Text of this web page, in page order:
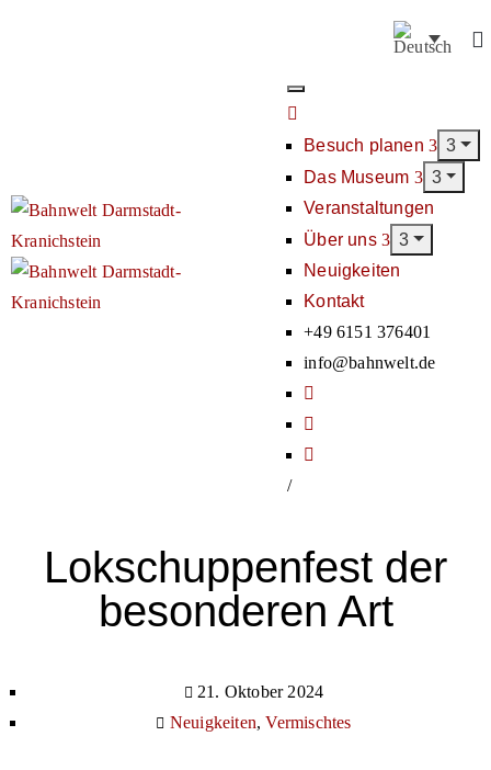
Besuch planen
Das Museum
Veranstaltungen
Über uns
Neuigkeiten
Kontakt
+49 6151 376401
info@bahnwelt.de
/
Lokschuppenfest der
besonderen Art
21. Oktober 2024
Neuigkeiten,Vermischtes